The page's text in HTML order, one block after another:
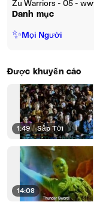
Zu Warriors - 05 -
Danh mục
✨Mọi Người
Được khuyến cáo
1:49 | Sắp Tới
14:08